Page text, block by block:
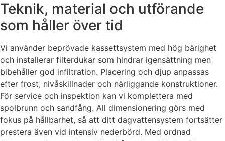
Teknik, material och utförande
som håller över tid
Vi använder beprövade kassettsystem med hög bärighet
och installerar filterdukar som hindrar igensättning men
bibehåller god infiltration. Placering och djup anpassas
efter frost, nivåskillnader och närliggande konstruktioner.
För service och inspektion kan vi komplettera med
spolbrunn och sandfång. All dimensionering görs med
fokus på hållbarhet, så att ditt dagvattensystem fortsätter
prestera även vid intensiv nederbörd. Med ordnad